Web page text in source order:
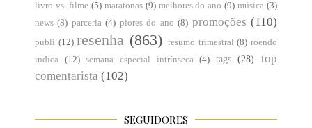
livro vs. filme (5) maratonas (9) melhores do ano (9) música (3)
news (8) parceria (4) piores do ano (8) promoções (110)
publi (12) resenha (863) resumo trimestral (8) roendo
indica
(12) semana especial intrínseca (4) tags (28)
top
comentarista (102)
SEGUIDORES